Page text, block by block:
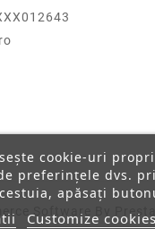
cookie-uri
preferințele dvs.
apăsați
Customize cookies
Software By